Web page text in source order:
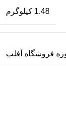
1.48 کیلوگرم